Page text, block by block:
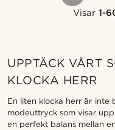
Visar1-
UPPTÄCK VÅRT
KLOCKA HERR
En liten klocka herr är inte
modeuttryck som visar
en perfekt balans mellan